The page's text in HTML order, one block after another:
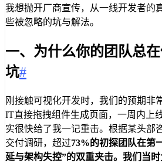
我想抛开厂商宣传，从一线开发者的
些被忽略的坑与解法。
一、为什么你的团队总
坑#
刚接触可视化开发时，我们的预期非
IT直接拖拽组件生成页面，一周内上
实很快给了我一记重击。根据某头部
交付调研，超过73%的初探团队在第
延与架构失控”的双重夹击。我们当